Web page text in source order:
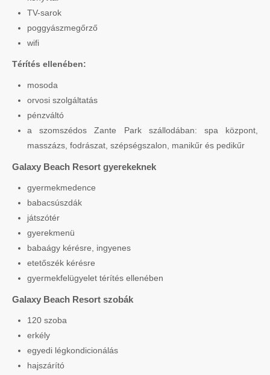
TV-sarok
poggyászmegőrző
wifi
Térítés ellenében:
mosoda
orvosi szolgáltatás
pénzváltó
a szomszédos Zante Park szállodában: spa központ,
masszázs, fodrászat, szépségszalon, manikűr és pedikűr
Galaxy Beach Resort gyerekeknek
gyermekmedence
babacsúszdák
játszótér
gyerekmenü
babaágy kérésre, ingyenes
etetőszék kérésre
gyermekfelügyelet térítés ellenében
Galaxy Beach Resort szobák
120 szoba
erkély
egyedi légkondicionálás
hajszárító